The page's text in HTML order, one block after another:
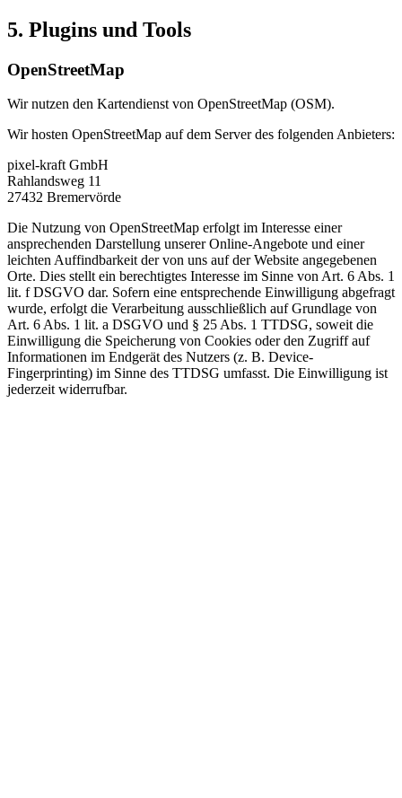
5. Plugins und Tools
OpenStreetMap
Wir nutzen den Kartendienst von OpenStreetMap (OSM).
Wir hosten OpenStreetMap auf dem Server des folgenden Anbieters:
pixel-kraft GmbH
Rahlandsweg 11
27432 Bremervörde
Die Nutzung von OpenStreetMap erfolgt im Interesse einer
ansprechenden Darstellung unserer Online-Angebote und einer
leichten Auffindbarkeit der von uns auf der Website angegebenen
Orte. Dies stellt ein berechtigtes Interesse im Sinne von Art. 6 Abs. 1
lit. f DSGVO dar. Sofern eine entsprechende Einwilligung abgefragt
wurde, erfolgt die Verarbeitung ausschließlich auf Grundlage von
Art. 6 Abs. 1 lit. a DSGVO und § 25 Abs. 1 TTDSG, soweit die
Einwilligung die Speicherung von Cookies oder den Zugriff auf
Informationen im Endgerät des Nutzers (z. B. Device-
Fingerprinting) im Sinne des TTDSG umfasst. Die Einwilligung ist
jederzeit widerrufbar.